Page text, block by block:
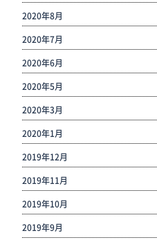
2020年8月
2020年7月
2020年6月
2020年5月
2020年3月
2020年1月
2019年12月
2019年11月
2019年10月
2019年9月